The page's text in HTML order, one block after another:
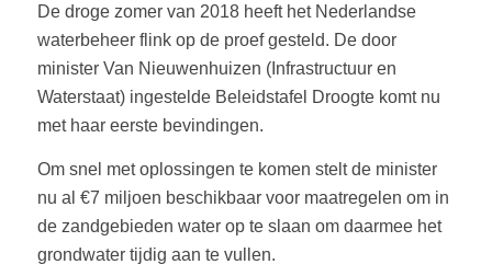
De droge zomer van 2018 heeft het Nederlandse
waterbeheer flink op de proef gesteld. De door
minister Van Nieuwenhuizen (Infrastructuur en
Waterstaat) ingestelde Beleidstafel Droogte komt nu
met haar eerste bevindingen.
Om snel met oplossingen te komen stelt de minister
nu al €7 miljoen beschikbaar voor maatregelen om in
de zandgebieden water op te slaan om daarmee het
grondwater tijdig aan te vullen.